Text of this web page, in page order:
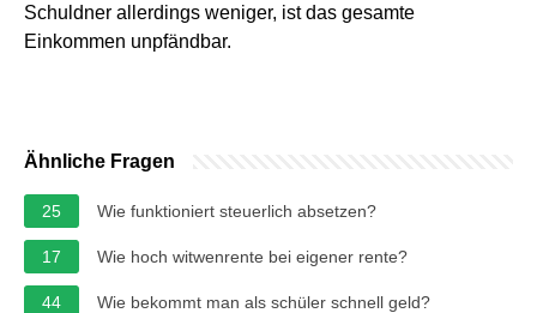
Schuldner allerdings weniger, ist das gesamte
Einkommen unpfändbar.
Ähnliche Fragen
25 Wie funktioniert steuerlich absetzen?
17 Wie hoch witwenrente bei eigener rente?
44 Wie bekommt man als schüler schnell geld?